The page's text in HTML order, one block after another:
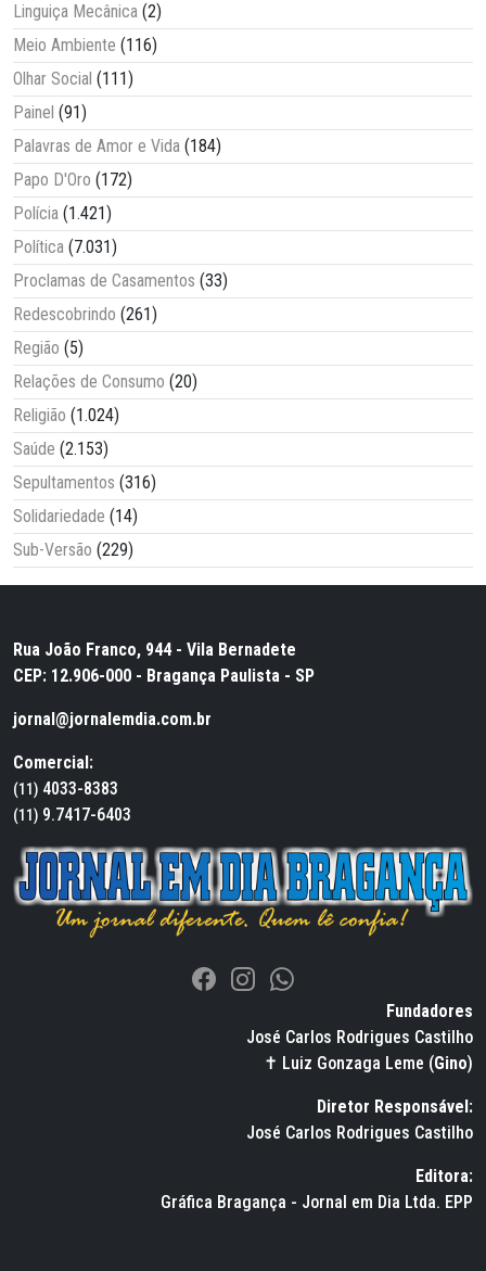
Linguiça Mecânica (2)
Meio Ambiente (116)
Olhar Social (111)
Painel (91)
Palavras de Amor e Vida (184)
Papo D'Oro (172)
Polícia (1.421)
Política (7.031)
Proclamas de Casamentos (33)
Redescobrindo (261)
Região (5)
Relações de Consumo (20)
Religião (1.024)
Saúde (2.153)
Sepultamentos (316)
Solidariedade (14)
Sub-Versão (229)
Rua João Franco, 944 - Vila Bernadete
CEP: 12.906-000 - Bragança Paulista - SP
jornal@jornalemdia.com.br
Comercial:
(11) 4033-8383
(11) 9.7417-6403
Fundadores
José Carlos Rodrigues Castilho
✝ Luiz Gonzaga Leme (Gino)
Diretor Responsável:
José Carlos Rodrigues Castilho
Editora:
Gráfica Bragança - Jornal em Dia Ltda. EPP